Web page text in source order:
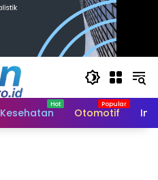
Kesehatan Otomotif